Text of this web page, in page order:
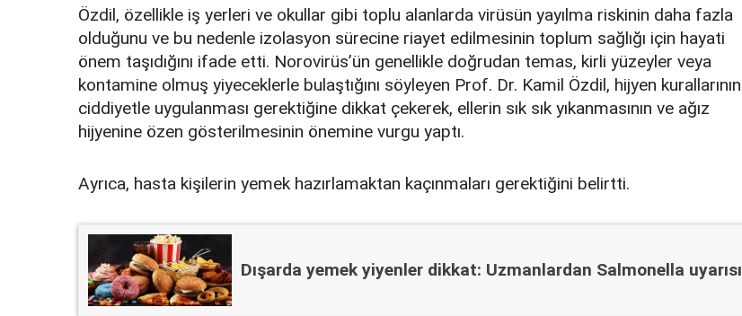
Özdil, özellikle iş yerleri ve okullar gibi toplu alanlarda virüsün yayılma riskinin daha fazla
olduğunu ve bu nedenle izolasyon sürecine riayet edilmesinin toplum sağlığı için hayati
önem taşıdığını ifade etti. Norovirüs’ün genellikle doğrudan temas, kirli yüzeyler veya
kontamine olmuş yiyeceklerle bulaştığını söyleyen Prof. Dr. Kamil Özdil, hijyen kurallarının
ciddiyetle uygulanması gerektiğine dikkat çekerek, ellerin sık sık yıkanmasının ve ağız
hijyenine özen gösterilmesinin önemine vurgu yaptı.
Ayrıca, hasta kişilerin yemek hazırlamaktan kaçınmaları gerektiğini belirtti.
Dışarda yemek yiyenler dikkat: Uzmanlardan Salmonella uyarısı